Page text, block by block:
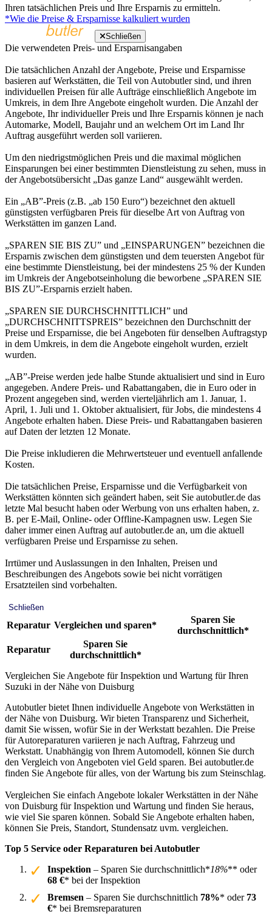
Ihren tatsächlichen Preis und Ihre Ersparnis zu ermitteln.
*Wie die Preise & Ersparnisse kalkuliert wurden
Schließen
Die verwendeten Preis- und Ersparnisangaben
Die tatsächlichen Anzahl der Angebote, Preise und Ersparnisse
basieren auf Werkstätten, die Teil von Autobutler sind, und ihren
individuellen Preisen für alle Aufträge einschließlich Angebote im
Umkreis, in dem Ihre Angebote eingeholt wurden. Die Anzahl der
Angebote, Ihr individueller Preis und Ihre Ersparnis können je nach
Automarke, Modell, Baujahr und an welchem Ort im Land Ihr
Auftrag ausgeführt werden soll variieren.
Um den niedrigstmöglichen Preis und die maximal möglichen
Einsparungen bei einer bestimmten Dienstleistung zu sehen, muss in
der Angebotsübersicht „Das ganze Land“ ausgewählt werden.
Ein „AB”-Preis (z.B. „ab 150 Euro“) bezeichnet den aktuell
günstigsten verfügbaren Preis für dieselbe Art von Auftrag von
Werkstätten im ganzen Land.
„SPAREN SIE BIS ZU” und „EINSPARUNGEN” bezeichnen die
Ersparnis zwischen dem günstigsten und dem teuersten Angebot für
eine bestimmte Dienstleistung, bei der mindestens 25 % der Kunden
im Umkreis der Angebotseinholung die beworbene „SPAREN SIE
BIS ZU”-Ersparnis erzielt haben.
„SPAREN SIE DURCHSCHNITTLICH” und
„DURCHSCHNITTSPREIS” bezeichnen den Durchschnitt der
Preise und Ersparnisse, die bei Angeboten für denselben Auftragstyp
in dem Umkreis, in dem die Angebote eingeholt wurden, erzielt
wurden.
„AB”-Preise werden jede halbe Stunde aktualisiert und sind in Euro
angegeben. Andere Preis- und Rabattangaben, die in Euro oder in
Prozent angegeben sind, werden vierteljährlich am 1. Januar, 1.
April, 1. Juli und 1. Oktober aktualisiert, für Jobs, die mindestens 4
Angebote erhalten haben. Diese Preis- und Rabattangaben basieren
auf Daten der letzten 12 Monate.
Die Preise inkludieren die Mehrwertsteuer und eventuell anfallende
Kosten.
Die tatsächlichen Preise, Ersparnisse und die Verfügbarkeit von
Werkstätten könnten sich geändert haben, seit Sie autobutler.de das
letzte Mal besucht haben oder Werbung von uns erhalten haben, z.
B. per E-Mail, Online- oder Offline-Kampagnen usw. Legen Sie
daher immer einen Auftrag auf autobutler.de an, um die aktuell
verfügbaren Preise und Ersparnisse zu sehen.
Irrtümer und Auslassungen in den Inhalten, Preisen und
Beschreibungen des Angebots sowie bei nicht vorrätigen
Ersatzteilen sind vorbehalten.
Schließen
Reparatur Vergleichen und sparen*
Sparen Sie
durchschnittlich*
Reparatur
Sparen Sie
durchschnittlich*
Vergleichen Sie Angebote für Inspektion und Wartung für Ihren
Suzuki in der Nähe von Duisburg
Autobutler bietet Ihnen individuelle Angebote von Werkstätten in
der Nähe von Duisburg. Wir bieten Transparenz und Sicherheit,
damit Sie wissen, wofür Sie in der Werkstatt bezahlen. Die Preise
für Autoreparaturen variieren je nach Auftrag, Fahrzeug und
Werkstatt. Unabhängig von Ihrem Automodell, können Sie durch
den Vergleich von Angeboten viel Geld sparen. Bei autobutler.de
finden Sie Angebote für alles, von der Wartung bis zum Steinschlag.
Vergleichen Sie einfach Angebote lokaler Werkstätten in der Nähe
von Duisburg für Inspektion und Wartung und finden Sie heraus,
wie viel Sie sparen können. Sobald Sie Angebote erhalten haben,
können Sie Preis, Standort, Stundensatz uvm. vergleichen.
Top 5 Service oder Reparaturen bei Autobutler
Inspektion – Sparen Sie durchschnittlich*18%** oder
68 €* bei der Inspektion
Bremsen – Sparen Sie durchschnittlich 78%* oder 73
€* bei Bremsreparaturen